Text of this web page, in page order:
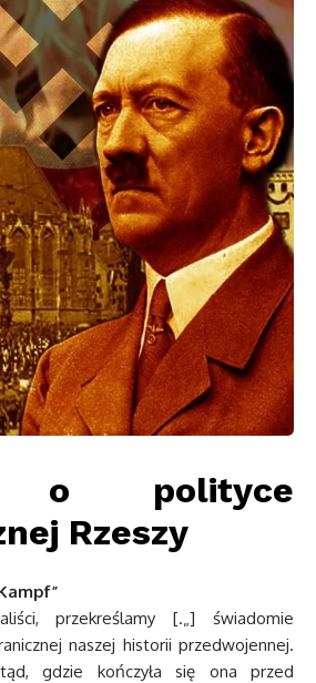
o polityce
Rzeszy
przekreślamy [.„] świadomie
naszej historii przedwojennej.
gdzie kończyła się ona przed